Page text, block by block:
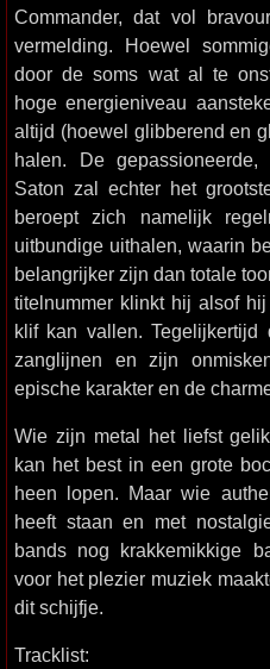
Commander, dat vol
vermelding. Hoewel
door de soms wat al te
hoge energieniveau
altijd (hoewel glibberend en
halen. De
Saton zal echter het
beroept zich namelijk
uitbundige uithalen, waarin
belangrijker zijn dan totale
titelnummer klinkt hij alsof
klif kan vallen. Tegelijkertijd
zanglijnen en zijn
epische karakter en de
Wie zijn metal het liefst
kan het best in een grote
heen lopen. Maar wie
heeft staan en met
bands nog krakkemikkige
voor het plezier muziek
dit schijfje.
Tracklist: